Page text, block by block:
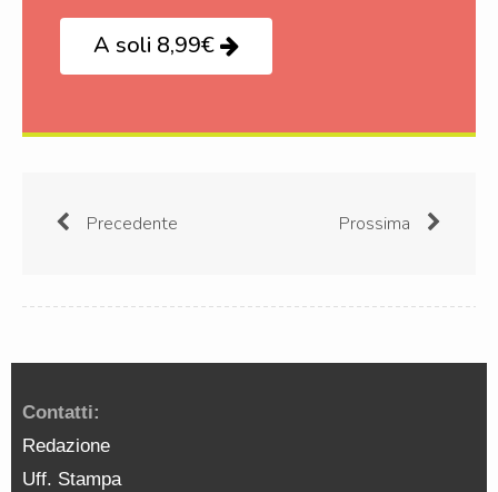
A soli 8,99€
Precedente Prossima
Contatti:
Redazione
Uff. Stampa